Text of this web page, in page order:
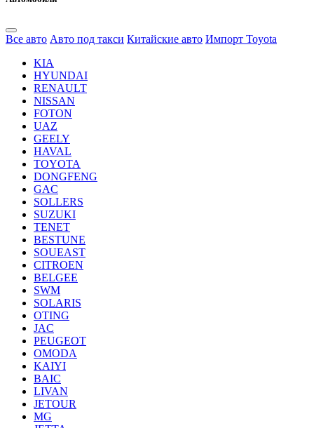
Все авто Авто под такси Китайские авто Импорт Toyota
KIA
HYUNDAI
RENAULT
NISSAN
FOTON
UAZ
GEELY
HAVAL
TOYOTA
DONGFENG
GAC
SOLLERS
SUZUKI
TENET
BESTUNE
SOUEAST
CITROEN
BELGEE
SWM
SOLARIS
OTING
JAC
PEUGEOT
OMODA
KAIYI
BAIC
LIVAN
JETOUR
MG